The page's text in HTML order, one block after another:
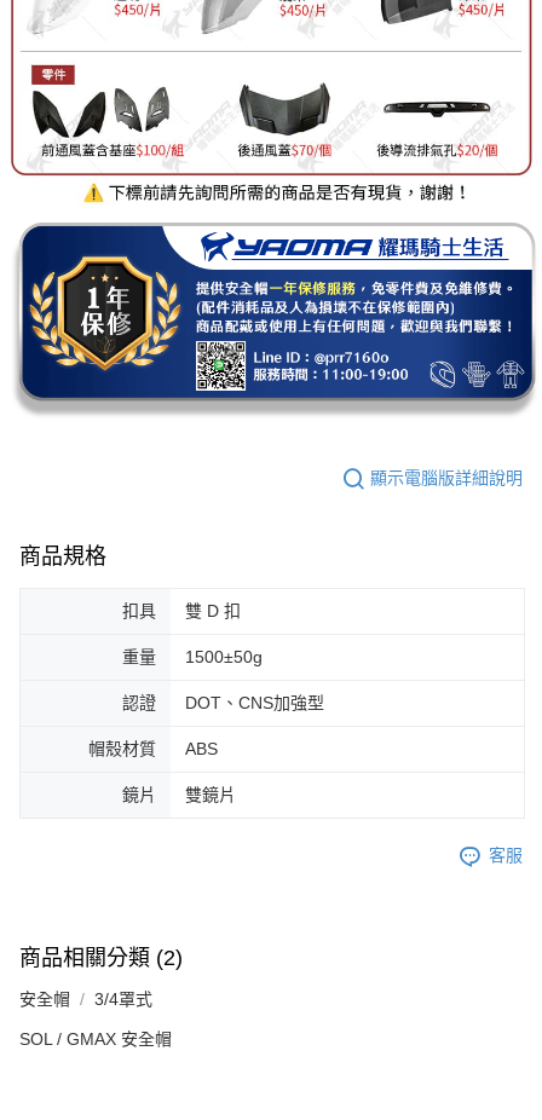
顯示電腦版詳細說明
商品規格
扣具 雙 D 扣
重量 1500±50g
認證 DOT、CNS加強型
帽殼材質 ABS
鏡片 雙鏡片
客服
商品相關分類 (2)
安全帽 3/4罩式
SOL / GMAX 安全帽